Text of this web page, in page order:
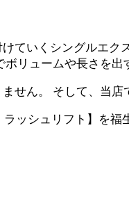
ていくシングルエク
リュームや長さを
せん。 そして、当
ッシュリフト】を福